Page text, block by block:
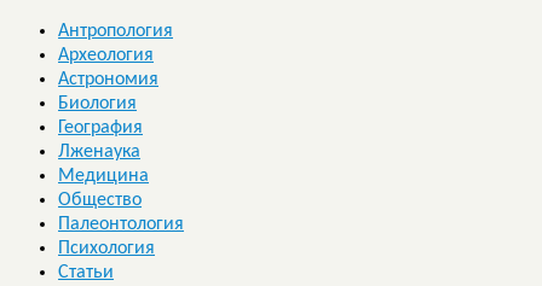
Антропология
Археология
Астрономия
Биология
География
Лженаука
Медицина
Общество
Палеонтология
Психология
Статьи